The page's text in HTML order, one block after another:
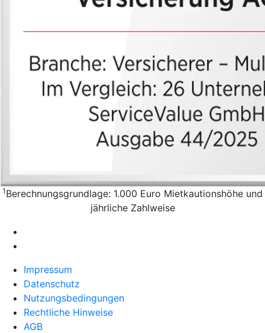
1 Berechnungsgrundlage: 1.000 Euro Mietkautionshöhe und
jährliche Zahlweise
Impressum
Datenschutz
Nutzungsbedingungen
Rechtliche Hinweise
AGB